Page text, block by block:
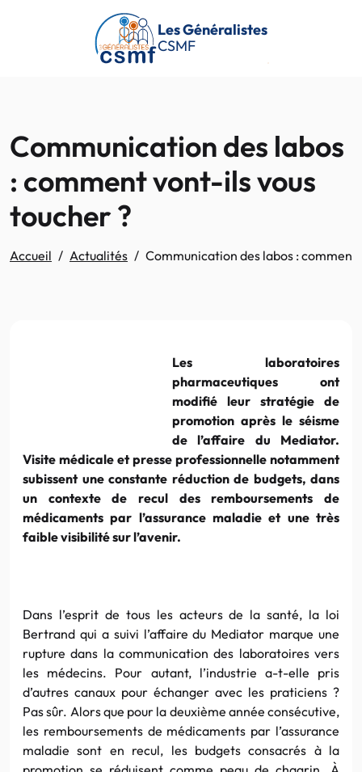
Passer au contenu principal
Les Généralistes
CSMF
Communication des labos
: comment vont-ils vous
toucher ?
Accueil Actualités Communication des labos : comment
Les laboratoires
pharmaceutiques ont
modifié leur stratégie de
promotion après le séisme
de l’affaire du Mediator.
Visite médicale et presse professionnelle notamment
subissent une constante réduction de budgets, dans
un contexte de recul des remboursements de
médicaments par l’assurance maladie et une très
faible visibilité sur l’avenir.
Dans l’esprit de tous les acteurs de la santé, la loi
Bertrand qui a suivi l’affaire du Mediator marque une
rupture dans la communication des laboratoires vers
les médecins. Pour autant, l’industrie a-t-elle pris
d’autres canaux pour échanger avec les praticiens ?
Pas sûr. Alors que pour la deuxième année consécutive,
les remboursements de médicaments par l’assurance
maladie sont en recul, les budgets consacrés à la